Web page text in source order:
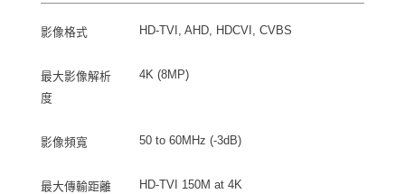
影像格式 HD-TVI, AHD, HDCVI, CVBS
最大影像解析
度
4K (8MP)
影像頻寬 50 to 60MHz (-3dB)
最大傳輸距離
HD-TVI 150M at 4K